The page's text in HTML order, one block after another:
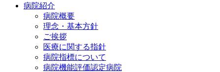
病院紹介
病院概要
理念・基本方針
ご挨拶
医療に関する指針
病院指標について
病院機能評価認定病院